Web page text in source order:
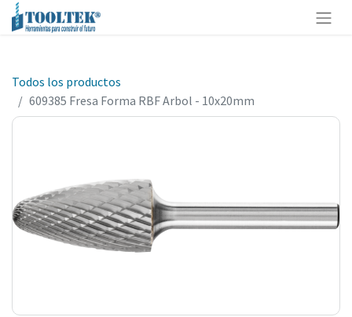
Todos los productos
609385 Fresa Forma RBF Arbol - 10x20mm